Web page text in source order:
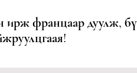
ирж францаар дуулж,